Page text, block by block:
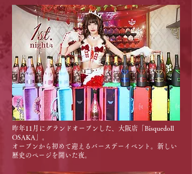
昨年11月にグランドオープンした、大阪店「Bisquedoll
OSAKA」。
オープンから初めて迎えるバースデーイベント。新しい
歴史のページを開いた夜。